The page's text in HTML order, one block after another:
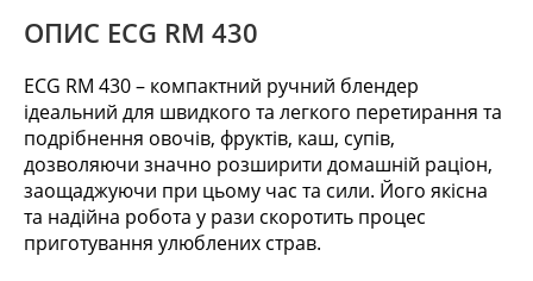
ОПИС ECG RM 430
ECG RM 430 – компактний ручний блендер
ідеальний для швидкого та легкого перетирання та
подрібнення овочів, фруктів, каш, супів,
дозволяючи значно розширити домашній раціон,
заощаджуючи при цьому час та сили. Його якісна
та надійна робота у рази скоротить процес
приготування улюблених страв.